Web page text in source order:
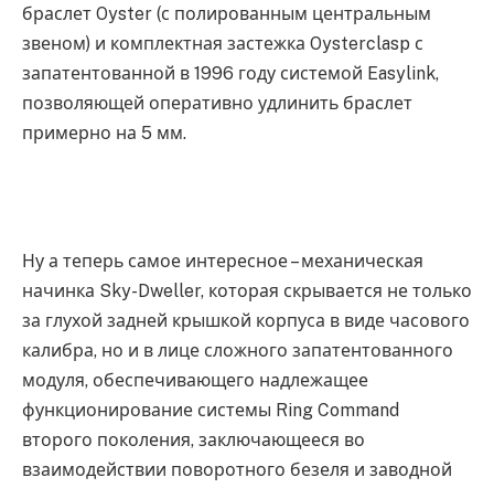
браслет Oyster (с полированным центральным
звеном) и комплектная застежка Oysterclasp с
запатентованной в 1996 году системой Easylink,
позволяющей оперативно удлинить браслет
примерно на 5 мм.
Ну а теперь самое интересное – механическая
начинка Sky-Dweller, которая скрывается не только
за глухой задней крышкой корпуса в виде часового
калибра, но и в лице сложного запатентованного
модуля, обеспечивающего надлежащее
функционирование системы Ring Command
второго поколения, заключающееся во
взаимодействии поворотного безеля и заводной